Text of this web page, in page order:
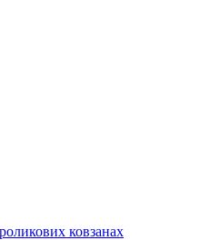
ковзанах